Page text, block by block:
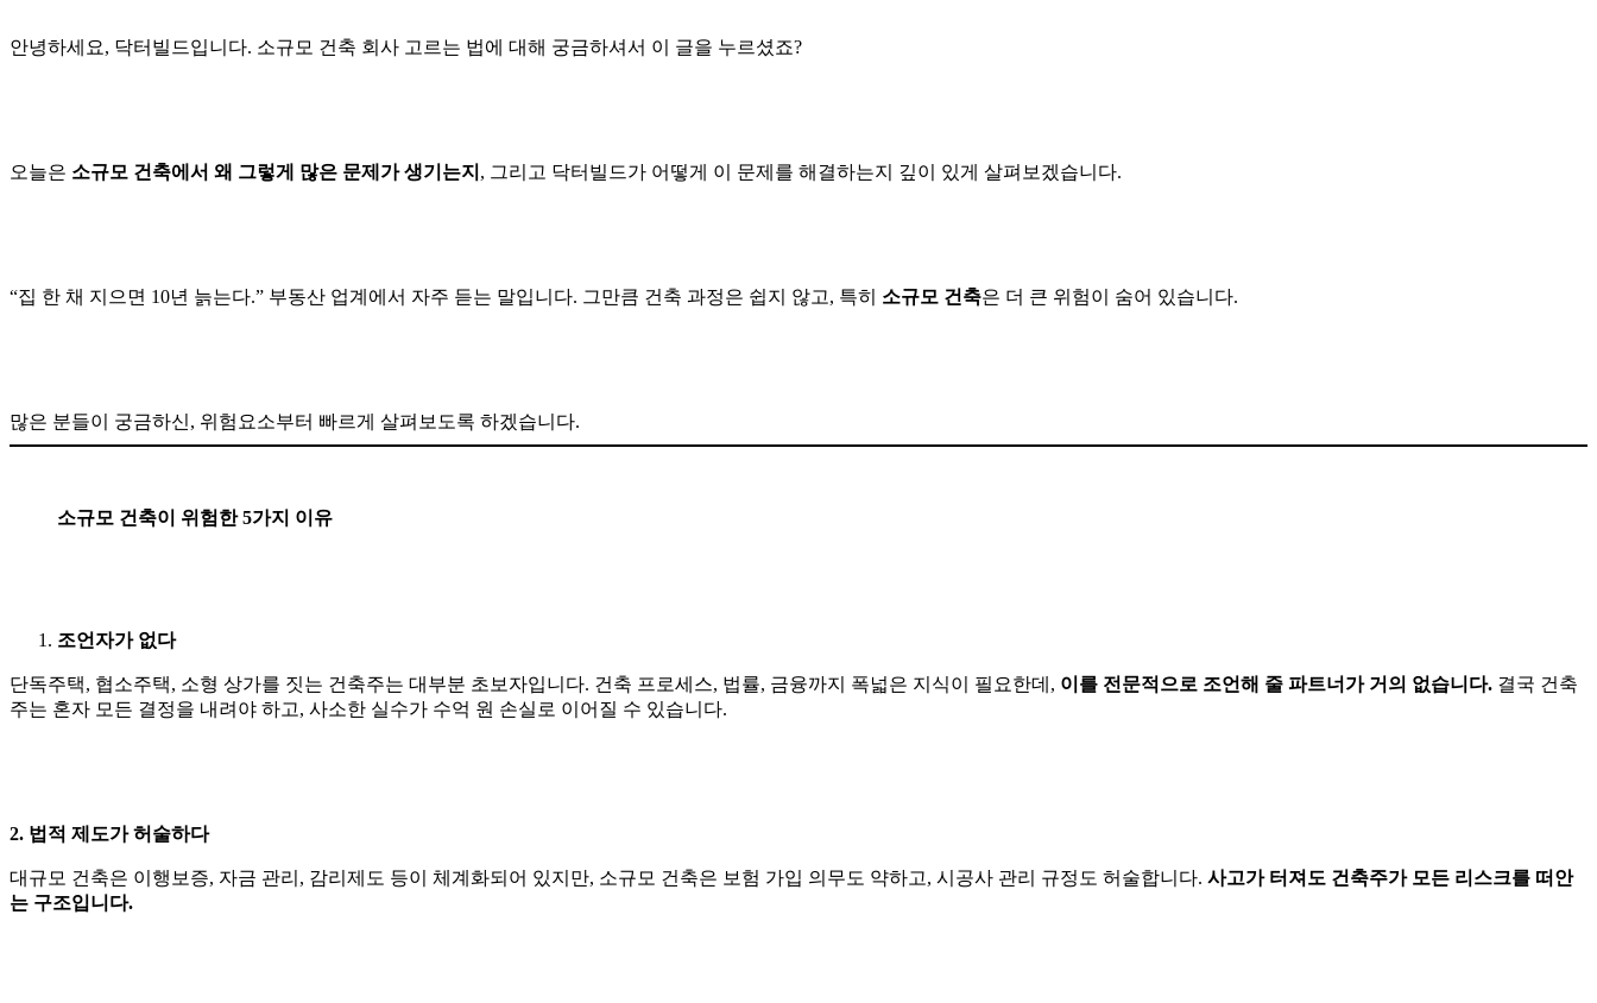
안녕하세요, 닥터빌드입니다. 소규모 건축 회사 고르는 법에 대해 궁금하셔서 이 글을 누르셨죠?
오늘은 소규모 건축에서 왜 그렇게 많은 문제가 생기는지 , 그리고 닥터빌드가 어떻게 이 문제를 해결하는지 깊이 있게 살펴보겠습니다.
“집 한 채 지으면 10년 늙는다.” 부동산 업계에서 자주 듣는 말입니다. 그만큼 건축 과정은 쉽지 않고, 특히 소규모 건축은 더 큰 위험이 숨어 있습니다.
많은 분들이 궁금하신, 위험요소부터 빠르게 살펴보도록 하겠습니다.
소규모 건축이 위험한 5가지 이유
조언자가 없다
단독주택, 협소주택, 소형 상가를 짓는 건축주는 대부분 초보자입니다. 건축 프로세스, 법률, 금융까지 폭넓은 지식이 필요한데, 이를 전문적으로 조언해 줄 파트너가 거의 없습니다. 결국 건축
주는 혼자 모든 결정을 내려야 하고, 사소한 실수가 수억 원 손실로 이어질 수 있습니다.
2. 법적 제도가 허술하다
대규모 건축은 이행보증, 자금 관리, 감리제도 등이 체계화되어 있지만, 소규모 건축은 보험 가입 의무도 약하고, 시공사 관리 규정도 허술합니다. 사고가 터져도 건축주가 모든 리스크를 떠안
는 구조입니다.